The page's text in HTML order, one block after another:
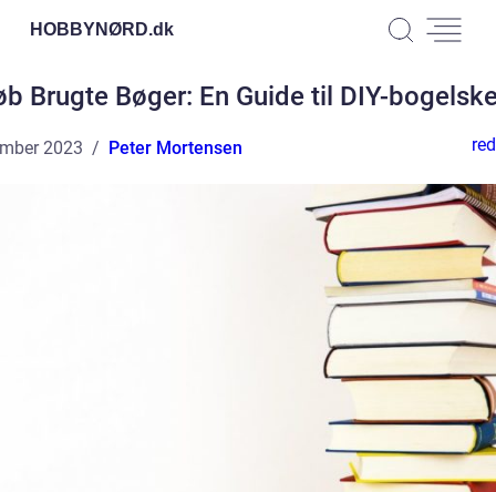
HOBBYNØRD.dk
Brugte Bøger: En Guide til DIY-
2023 Peter Mortensen